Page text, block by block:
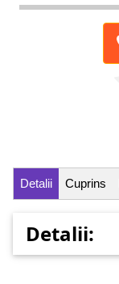
Detalii Cuprins
Detalii: